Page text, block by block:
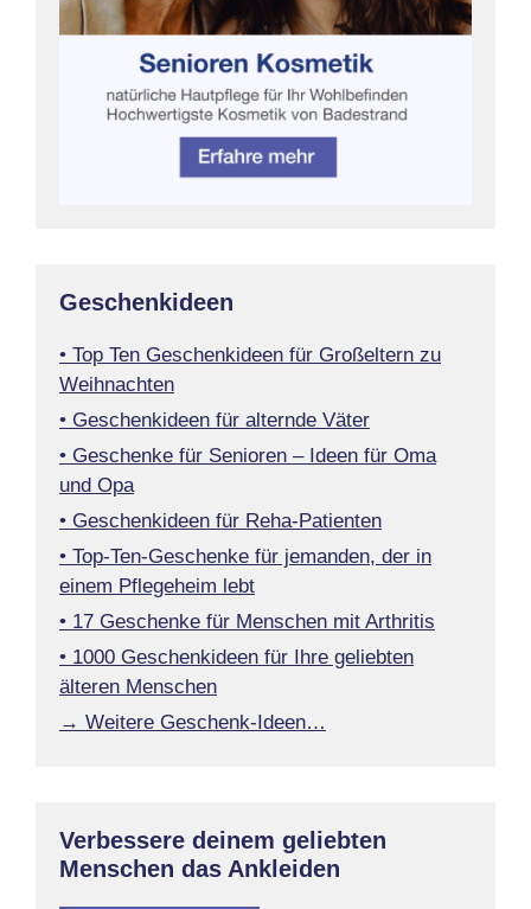
Geschenkideen
• Top Ten Geschenkideen für Großeltern zu
Weihnachten
• Geschenkideen für alternde Väter
• Geschenke für Senioren – Ideen für Oma
und Opa
• Geschenkideen für Reha-Patienten
• Top-Ten-Geschenke für jemanden, der in
einem Pflegeheim lebt
• 17 Geschenke für Menschen mit Arthritis
• 1000 Geschenkideen für Ihre geliebten
älteren Menschen
→ Weitere Geschenk-Ideen…
Verbessere deinem geliebten
Menschen das Ankleiden